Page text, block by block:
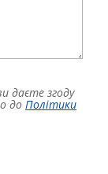
даєте згоду
до Політики